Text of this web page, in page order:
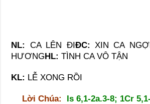
NL: CA LÊN ĐIĐC: XIN CA
HƯƠNGHL:TÌNH CA VÔ TẬN
KL: LỄ XONG RỒI
Lời Chúa: Is 6,1-2a.3-8; 1Cr